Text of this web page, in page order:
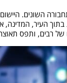
השונים.
העיר, המדינה,
של רבים, ותפס